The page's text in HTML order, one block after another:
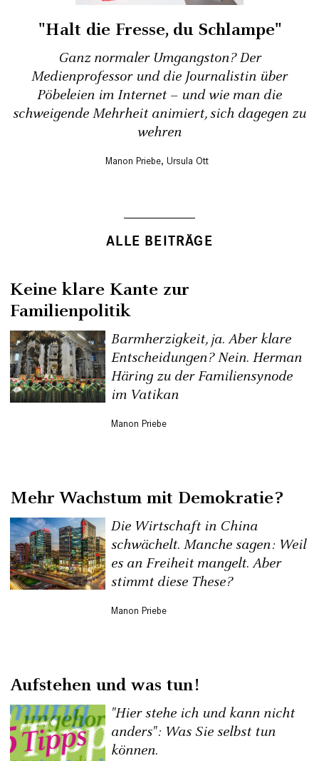
"Halt die Fresse, du Schlampe"
Ganz normaler Umgangston? Der
Medienprofessor ­und die Journalistin über
Pöbeleien im Internet – und wie man die
schweigende Mehrheit animiert, sich dagegen zu
wehren
Manon Priebe, Ursula Ott
ALLE BEITRÄGE
Keine klare Kante zur
Familienpolitik
Barmherzigkeit, ja. Aber klare
Entscheidungen? Nein. Herman
Häring zu der Familiensynode
im Vatikan
Manon Priebe
Mehr Wachstum mit Demokratie?
Die Wirtschaft in China
schwächelt. Manche sagen: Weil
es an Freiheit mangelt. Aber
stimmt diese These?
Manon Priebe
Aufstehen und was tun!
"Hier stehe ich und kann nicht
anders": Was Sie selbst tun
können.